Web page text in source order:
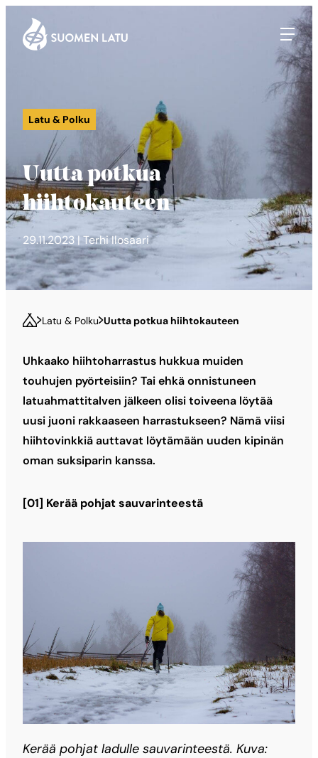
Siirry
suoraan
Suomen Latu
Latu & Polku
Uutta potkua
hiihtokauteen
29.11.2023 | Terhi Ilosaari
Latu & Polku Uutta potkua hiihtokauteen
Uhkaako hiihtoharrastus hukkua muiden
touhujen pyörteisiin? Tai ehkä onnistuneen
latuahmattitalven jälkeen olisi toiveena löytää
uusi juoni rakkaaseen harrastukseen? Nämä viisi
hiihtovinkkiä auttavat löytämään uuden kipinän
oman suksiparin kanssa.
[01] Kerää pohjat sauvarinteestä
Kerää pohjat ladulle sauvarinteestä. Kuva: